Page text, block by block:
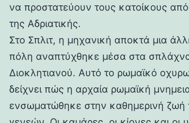
να προστατεύουν τους κατοίκους
της Αδριατικής.
Στο Σπλιτ, η μηχανική αποκτά μια
πόλη αναπτύχθηκε μέσα στα
Διοκλητιανού. Αυτό το ρωμαϊκό
δείχνει πώς η αρχαία ρωμαϊκή
ενσωματώθηκε στην καθημερινή ζωή